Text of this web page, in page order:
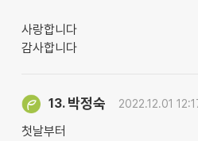
사랑합니다
감사합니다
13. 박정숙 2022.12.01
첫날부터